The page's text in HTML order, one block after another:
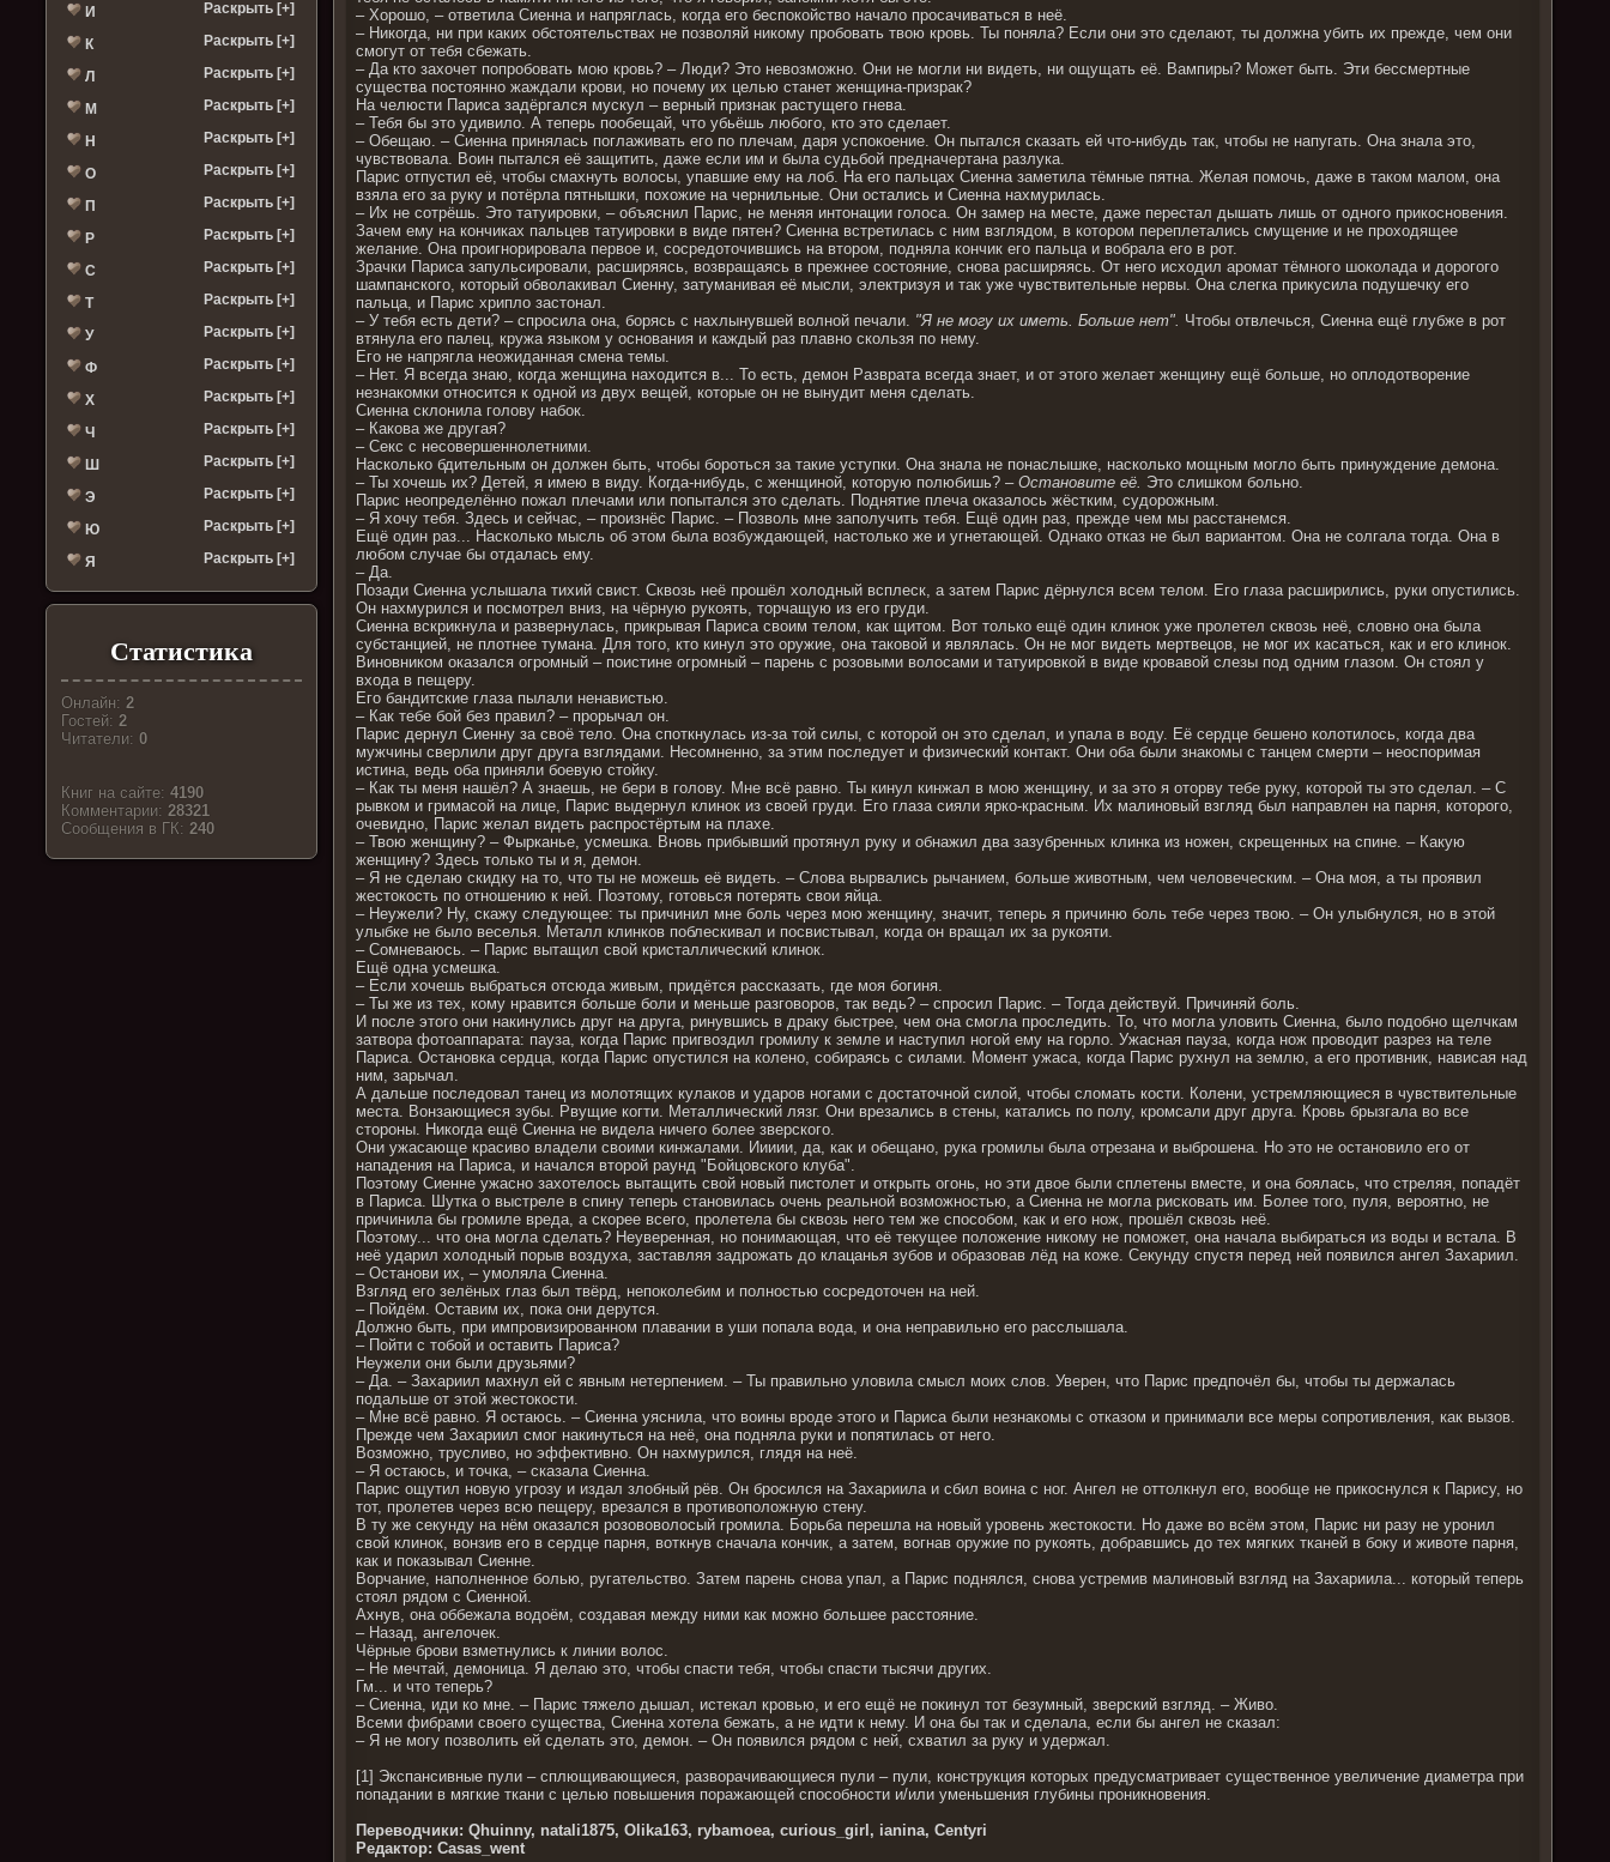
И Раскрыть [+]
К Раскрыть [+]
Л Раскрыть [+]
М Раскрыть [+]
Н Раскрыть [+]
О Раскрыть [+]
П Раскрыть [+]
Р Раскрыть [+]
С Раскрыть [+]
Т Раскрыть [+]
У Раскрыть [+]
Ф Раскрыть [+]
Х Раскрыть [+]
Ч Раскрыть [+]
Ш Раскрыть [+]
Э Раскрыть [+]
Ю Раскрыть [+]
Я Раскрыть [+]
Статистика
Онлайн:2
Гостей:2
Читатели:0
Книг на сайте:4190
Комментарии:28321
Cообщения в ГК:240
– Хорошо, – ответила Сиенна и напряглась, когда его беспокойство начало просачиваться в неё.
– Никогда, ни при каких обстоятельствах не позволяй никому пробовать твою кровь. Ты поняла? Если они это сделают, ты должна убить их прежде, чем они
смогут от тебя сбежать.
– Да кто захочет попробовать мою кровь? – Люди? Это невозможно. Они не могли ни видеть, ни ощущать её. Вампиры? Может быть. Эти бессмертные
существа постоянно жаждали крови, но почему их целью станет женщина-призрак?
На челюсти Париса задёргался мускул – верный признак растущего гнева.
– Тебя бы это удивило. А теперь пообещай, что убьёшь любого, кто это сделает.
– Обещаю. – Сиенна принялась поглаживать его по плечам, даря успокоение. Он пытался сказать ей что-нибудь так, чтобы не напугать. Она знала это,
чувствовала. Воин пытался её защитить, даже если им и была судьбой предначертана разлука.
Парис отпустил её, чтобы смахнуть волосы, упавшие ему на лоб. На его пальцах Сиенна заметила тёмные пятна. Желая помочь, даже в таком малом, она
взяла его за руку и потёрла пятнышки, похожие на чернильные. Они остались и Сиенна нахмурилась.
– Их не сотрёшь. Это татуировки, – объяснил Парис, не меняя интонации голоса. Он замер на месте, даже перестал дышать лишь от одного прикосновения.
Зачем ему на кончиках пальцев татуировки в виде пятен? Сиенна встретилась с ним взглядом, в котором переплетались смущение и не проходящее
желание. Она проигнорировала первое и, сосредоточившись на втором, подняла кончик его пальца и вобрала его в рот.
Зрачки Париса запульсировали, расширяясь, возвращаясь в прежнее состояние, снова расширяясь. От него исходил аромат тёмного шоколада и дорогого
шампанского, который обволакивал Сиенну, затуманивая её мысли, электризуя и так уже чувствительные нервы. Она слегка прикусила подушечку его
пальца, и Парис хрипло застонал.
– У тебя есть дети? – спросила она, борясь с нахлынувшей волной печали. "Я не могу их иметь. Больше нет". Чтобы отвлечься, Сиенна ещё глубже в рот
втянула его палец, кружа языком у основания и каждый раз плавно скользя по нему.
Его не напрягла неожиданная смена темы.
– Нет. Я всегда знаю, когда женщина находится в... То есть, демон Разврата всегда знает, и от этого желает женщину ещё больше, но оплодотворение
незнакомки относится к одной из двух вещей, которые он не вынудит меня сделать.
Сиенна склонила голову набок.
– Какова же другая?
– Секс с несовершеннолетними.
Насколько бдительным он должен быть, чтобы бороться за такие уступки. Она знала не понаслышке, насколько мощным могло быть принуждение демона.
– Ты хочешь их? Детей, я имею в виду. Когда-нибудь, с женщиной, которую полюбишь? –Остановите её. Это слишком больно.
Парис неопределённо пожал плечами или попытался это сделать. Поднятие плеча оказалось жёстким, судорожным.
– Я хочу тебя. Здесь и сейчас, – произнёс Парис. – Позволь мне заполучить тебя. Ещё один раз, прежде чем мы расстанемся.
Ещё один раз... Насколько мысль об этом была возбуждающей, настолько же и угнетающей. Однако отказ не был вариантом. Она не солгала тогда. Она в
любом случае бы отдалась ему.
– Да.
Позади Сиенна услышала тихий свист. Сквозь неё прошёл холодный всплеск, а затем Парис дёрнулся всем телом. Его глаза расширились, руки опустились.
Он нахмурился и посмотрел вниз, на чёрную рукоять, торчащую из его груди.
Сиенна вскрикнула и развернулась, прикрывая Париса своим телом, как щитом. Вот только ещё один клинок уже пролетел сквозь неё, словно она была
субстанцией, не плотнее тумана. Для того, кто кинул это оружие, она таковой и являлась. Он не мог видеть мертвецов, не мог их касаться, как и его клинок.
Виновником оказался огромный – поистине огромный – парень с розовыми волосами и татуировкой в виде кровавой слезы под одним глазом. Он стоял у
входа в пещеру.
Его бандитские глаза пылали ненавистью.
– Как тебе бой без правил? – прорычал он.
Парис дернул Сиенну за своё тело. Она споткнулась из-за той силы, с которой он это сделал, и упала в воду. Её сердце бешено колотилось, когда два
мужчины сверлили друг друга взглядами. Несомненно, за этим последует и физический контакт. Они оба были знакомы с танцем смерти – неоспоримая
истина, ведь оба приняли боевую стойку.
– Как ты меня нашёл? А знаешь, не бери в голову. Мне всё равно. Ты кинул кинжал в мою женщину, и за это я оторву тебе руку, которой ты это сделал. – С
рывком и гримасой на лице, Парис выдернул клинок из своей груди. Его глаза сияли ярко-красным. Их малиновый взгляд был направлен на парня, которого,
очевидно, Парис желал видеть распростёртым на плахе.
– Твою женщину? – Фырканье, усмешка. Вновь прибывший протянул руку и обнажил два зазубренных клинка из ножен, скрещенных на спине. – Какую
женщину? Здесь только ты и я, демон.
– Я не сделаю скидку на то, что ты не можешь её видеть. – Слова вырвались рычанием, больше животным, чем человеческим. – Она моя, а ты проявил
жестокость по отношению к ней. Поэтому, готовься потерять свои яйца.
– Неужели? Ну, скажу следующее: ты причинил мне боль через мою женщину, значит, теперь я причиню боль тебе через твою. – Он улыбнулся, но в этой
улыбке не было веселья. Металл клинков поблескивал и посвистывал, когда он вращал их за рукояти.
– Сомневаюсь. – Парис вытащил свой кристаллический клинок.
Ещё одна усмешка.
– Если хочешь выбраться отсюда живым, придётся рассказать, где моя богиня.
– Ты же из тех, кому нравится больше боли и меньше разговоров, так ведь? – спросил Парис. – Тогда действуй. Причиняй боль.
И после этого они накинулись друг на друга, ринувшись в драку быстрее, чем она смогла проследить. То, что могла уловить Сиенна, было подобно щелчкам
затвора фотоаппарата: пауза, когда Парис пригвоздил громилу к земле и наступил ногой ему на горло. Ужасная пауза, когда нож проводит разрез на теле
Париса. Остановка сердца, когда Парис опустился на колено, собираясь с силами. Момент ужаса, когда Парис рухнул на землю, а его противник, нависая над
ним, зарычал.
А дальше последовал танец из молотящих кулаков и ударов ногами с достаточной силой, чтобы сломать кости. Колени, устремляющиеся в чувствительные
места. Вонзающиеся зубы. Рвущие когти. Металлический лязг. Они врезались в стены, катались по полу, кромсали друг друга. Кровь брызгала во все
стороны. Никогда ещё Сиенна не видела ничего более зверского.
Они ужасающе красиво владели своими кинжалами. Иииии, да, как и обещано, рука громилы была отрезана и выброшена. Но это не остановило его от
нападения на Париса, и начался второй раунд "Бойцовского клуба".
Поэтому Сиенне ужасно захотелось вытащить свой новый пистолет и открыть огонь, но эти двое были сплетены вместе, и она боялась, что стреляя, попадёт
в Париса. Шутка о выстреле в спину теперь становилась очень реальной возможностью, а Сиенна не могла рисковать им. Более того, пуля, вероятно, не
причинила бы громиле вреда, а скорее всего, пролетела бы сквозь него тем же способом, как и его нож, прошёл сквозь неё.
Поэтому... что она могла сделать? Неуверенная, но понимающая, что её текущее положение никому не поможет, она начала выбираться из воды и встала. В
неё ударил холодный порыв воздуха, заставляя задрожать до клацанья зубов и образовав лёд на коже. Секунду спустя перед ней появился ангел Захариил.
– Останови их, – умоляла Сиенна.
Взгляд его зелёных глаз был твёрд, непоколебим и полностью сосредоточен на ней.
– Пойдём. Оставим их, пока они дерутся.
Должно быть, при импровизированном плавании в уши попала вода, и она неправильно его расслышала.
– Пойти с тобой и оставить Париса?
Неужели они были друзьями?
– Да. – Захариил махнул ей с явным нетерпением. – Ты правильно уловила смысл моих слов. Уверен, что Парис предпочёл бы, чтобы ты держалась
подальше от этой жестокости.
– Мне всё равно. Я остаюсь. – Сиенна уяснила, что воины вроде этого и Париса были незнакомы с отказом и принимали все меры сопротивления, как вызов.
Прежде чем Захариил смог накинуться на неё, она подняла руки и попятилась от него.
Возможно, трусливо, но эффективно. Он нахмурился, глядя на неё.
– Я остаюсь, и точка, – сказала Сиенна.
Парис ощутил новую угрозу и издал злобный рёв. Он бросился на Захариила и сбил воина с ног. Ангел не оттолкнул его, вообще не прикоснулся к Парису, но
тот, пролетев через всю пещеру, врезался в противоположную стену.
В ту же секунду на нём оказался розововолосый громила. Борьба перешла на новый уровень жестокости. Но даже во всём этом, Парис ни разу не уронил
свой клинок, вонзив его в сердце парня, воткнув сначала кончик, а затем, вогнав оружие по рукоять, добравшись до тех мягких тканей в боку и животе парня,
как и показывал Сиенне.
Ворчание, наполненное болью, ругательство. Затем парень снова упал, а Парис поднялся, снова устремив малиновый взгляд на Захариила... который теперь
стоял рядом с Сиенной.
Ахнув, она оббежала водоём, создавая между ними как можно большее расстояние.
– Назад, ангелочек.
Чёрные брови взметнулись к линии волос.
– Не мечтай, демоница. Я делаю это, чтобы спасти тебя, чтобы спасти тысячи других.
Гм... и что теперь?
– Сиенна, иди ко мне. – Парис тяжело дышал, истекал кровью, и его ещё не покинул тот безумный, зверский взгляд. – Живо.
Всеми фибрами своего существа, Сиенна хотела бежать, а не идти к нему. И она бы так и сделала, если бы ангел не сказал:
– Я не могу позволить ей сделать это, демон. – Он появился рядом с ней, схватил за руку и удержал.
[1] Экспансивные пули – сплющивающиеся, разворачивающиеся пули – пули, конструкция которых предусматривает существенное увеличение диаметра при
попадании в мягкие ткани с целью повышения поражающей способности и/или уменьшения глубины проникновения.
Переводчики: Qhuinny, natali1875, Olika163, rybamoea, curious_girl, ianina, Centyri
Редактор: Casas_went